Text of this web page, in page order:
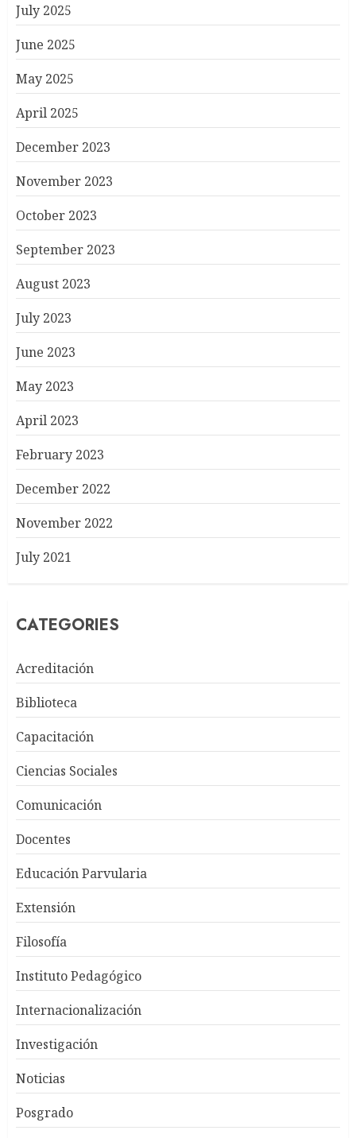
July 2025
June 2025
May 2025
April 2025
December 2023
November 2023
October 2023
September 2023
August 2023
July 2023
June 2023
May 2023
April 2023
February 2023
December 2022
November 2022
July 2021
CATEGORIES
Acreditación
Biblioteca
Capacitación
Ciencias Sociales
Comunicación
Docentes
Educación Parvularia
Extensión
Filosofía
Instituto Pedagógico
Internacionalización
Investigación
Noticias
Posgrado